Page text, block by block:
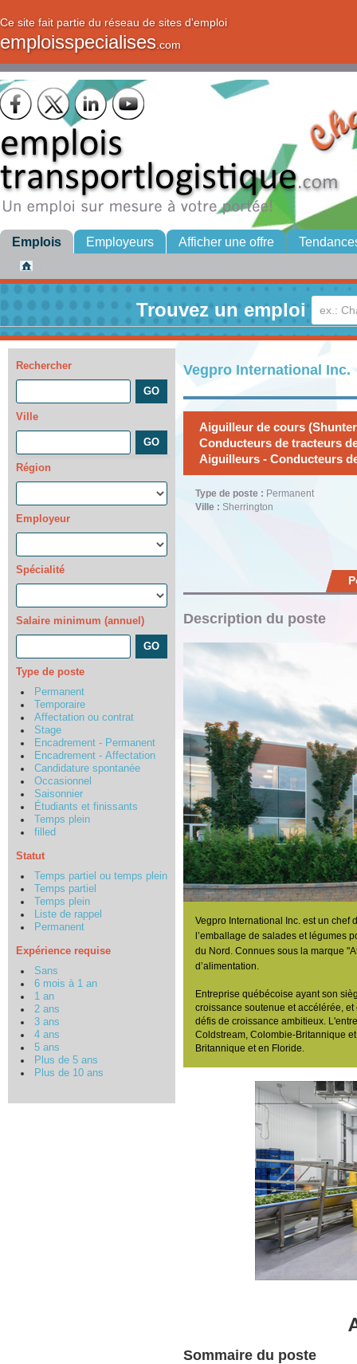
Ce site fait partie du réseau de sites d'emploi
emploisspecialises.com
Emplois Employeurs Afficher une offre
Trouvez un emploi
Rechercher
Ville
Région
Employeur
Spécialité
Salaire minimum (annuel)
Type de poste
Permanent
Temporaire
Affectation ou contrat
Stage
Encadrement - Permanent
Encadrement - Affectation
Candidature spontanée
Occasionnel
Saisonnier
Étudiants et finissants
Temps plein
filled
Statut
Temps partiel ou temps plein
Temps partiel
Temps plein
Liste de rappel
Permanent
Expérience requise
Sans
6 mois à 1 an
1 an
2 ans
3 ans
4 ans
5 ans
Plus de 5 ans
Plus de 10 ans
Vegpro International Inc.
Aiguilleur de cours
Conducteurs de tracteurs
Aiguilleurs - Conducteurs
Type de poste : Permanent
Ville : Sherrington
Description du poste
Vegpro International Inc. est un chef
l’emballage de salades et légumes
du Nord. Connues sous la marque
d’alimentation.
Entreprise québécoise ayant son
croissance soutenue et accélérée,
défis de croissance ambitieux.
Coldstream, Colombie-Britannique
Britannique et en Floride.
Sommaire du poste